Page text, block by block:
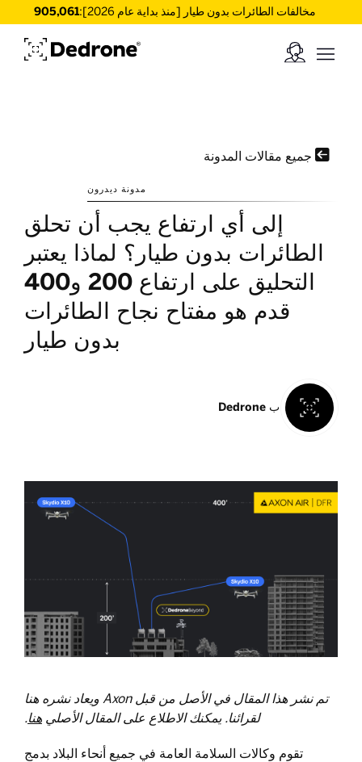
مخالفات الطائرات بدون طيار [منذ بداية عام 2026]: 905,061
 جميع مقالات المدونة
مدونة ديدرون
إلى أي ارتفاع يجب أن تحلق
الطائرات بدون طيار؟ لماذا يعتبر
التحليق على ارتفاع 200 و400
قدم هو مفتاح نجاح الطائرات
بدون طيار
ب Dedrone
تم نشر هذا المقال في الأصل من قبل Axon ويعاد نشره هنا
لقرائنا. يمكنك الاطلاع على المقال الأصلي هنا.
تقوم وكالات السلامة العامة في جميع أنحاء البلاد بدمج